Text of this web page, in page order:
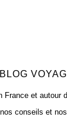
France et
nos conseils et